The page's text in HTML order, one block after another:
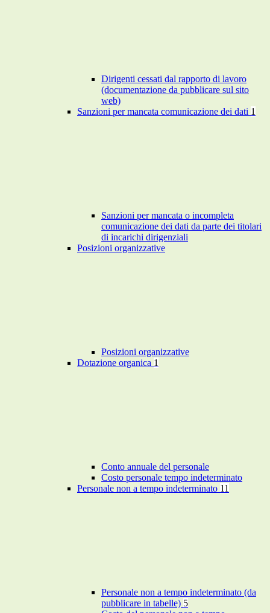
Dirigenti cessati dal rapporto di lavoro
(documentazione da pubblicare sul sito
web)
Sanzioni per mancata comunicazione dei dati 1
Sanzioni per mancata o incompleta
comunicazione dei dati da parte dei titolari
di incarichi dirigenziali
Posizioni organizzative
Posizioni organizzative
Dotazione organica 1
Conto annuale del personale
Costo personale tempo indeterminato
Personale non a tempo indeterminato 11
Personale non a tempo indeterminato (da
pubblicare in tabelle) 5